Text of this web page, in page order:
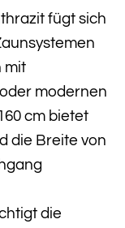
fügt sich
mit
modernen
cm bietet
die Breite von
die